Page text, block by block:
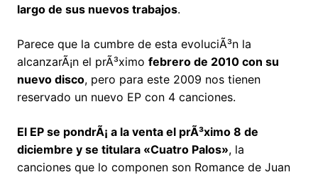
largo de sus nuevos trabajos.
Parece que la cumbre de esta evoluciÃ³n la
alcanzarÃ¡n el prÃ³ximo febrero de 2010 con su
nuevo disco, pero para este 2009 nos tienen
reservado un nuevo EP con 4 canciones.
El EP se pondrÃ¡ a la venta el prÃ³ximo 8 de
diciembre y se titulara «Cuatro Palos», la
canciones que lo componen son Romance de Juan